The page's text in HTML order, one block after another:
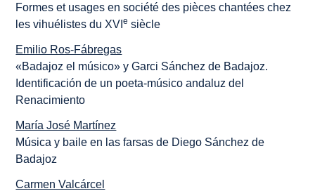
Formes et usages en société des pièces chantées chez
les vihuélistes du XVIe siècle
Emilio Ros-Fábregas
«Badajoz el músico» y Garci Sánchez de Badajoz.
Identificación de un poeta-músico andaluz del
Renacimiento
María José Martínez
Música y baile en las farsas de Diego Sánchez de
Badajoz
Carmen Valcárcel